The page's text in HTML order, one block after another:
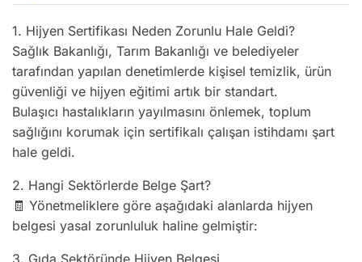
1. Hijyen Sertifikası Neden Zorunlu Hale Geldi?
Sağlık Bakanlığı, Tarım Bakanlığı ve belediyeler
tarafından yapılan denetimlerde kişisel temizlik, ürün
güvenliği ve hijyen eğitimi artık bir standart.
Bulaşıcı hastalıkların yayılmasını önlemek, toplum
sağlığını korumak için sertifikalı çalışan istihdamı şart
hale geldi.
2. Hangi Sektörlerde Belge Şart?
🧾 Yönetmeliklere göre aşağıdaki alanlarda hijyen
belgesi yasal zorunluluk haline gelmiştir:
3. Gıda Sektöründe Hijyen Belgesi